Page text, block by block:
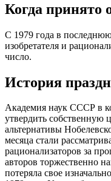
Когда принято
С 1979 года в
изобретателя и
число.
История
Академия наук СССР в
утвердить собственную
альтернативы
месяца стали
рационализаторов за
авторов торжественно
потеряла свое